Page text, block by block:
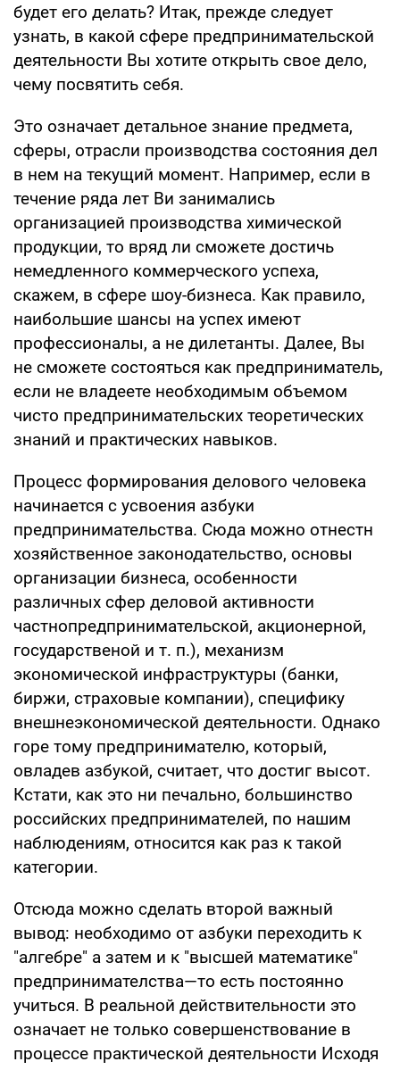
будет его делать? Итак, прежде следует
узнать, в какой сфере предпринимательской
деятельности Вы хотите открыть свое дело,
чему посвятить себя.
Это означает детальное знание предмета,
сферы, отрасли производства состояния дел
в нем на текущий момент. Например, если в
течение ряда лет Ви занимались
организацией производства химической
продукции, то вряд ли сможете достичь
немедленного коммерческого успеха,
скажем, в сфере шоу-бизнеса. Как правило,
наибольшие шансы на успех имеют
профессионалы, а не дилетанты. Далее, Вы
не сможете состояться как предприниматель,
если не владеете необходимым объемом
чисто предпринимательских теоретических
знаний и практических навыков.
Процесс формирования делового человека
начинается с усвоения азбуки
предпринимательства. Сюда можно отнестн
хозяйственное законодательство, основы
организации бизнеса, особенности
различных сфер деловой активности
частнопредпринимательской, акционерной,
государственой и т. п.), механизм
экономической инфраструктуры (банки,
биржи, страховые компании), специфику
внешнеэкономической деятельности. Однако
горе тому предпринимателю, который,
овладев азбукой, считает, что достиг высот.
Кстати, как это ни печально, большинство
российских предпринимателей, по нашим
наблюдениям, относится как раз к такой
категории.
Отсюда можно сделать второй важный
вывод: необходимо от азбуки переходить к
"алгебре" а затем и к "высшей математике"
предпринимателства—то есть постоянно
учиться. В реальной действительности это
означает не только совершенствование в
процессе практической деятельности Исходя